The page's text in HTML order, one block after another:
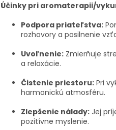
Účinky pri aromaterapii/
Podpora priateľstva:
rozhovory a posilnenie
Uvoľnenie: Zmierňuje
a relaxácie.
Čistenie priestoru: Pri
harmonickú atmosféru.
Zlepšenie nálady: Jej
pozitívne myslenie.